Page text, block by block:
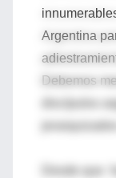
Argentina
Debemos
discípulos
Desde que